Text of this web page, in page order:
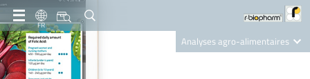
FR
Analyses agro-alimentaires